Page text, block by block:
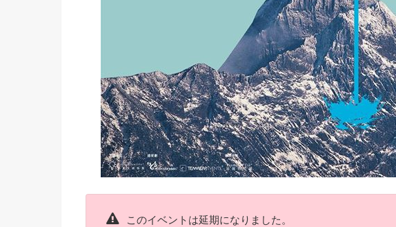
このイベントは延期になりました。